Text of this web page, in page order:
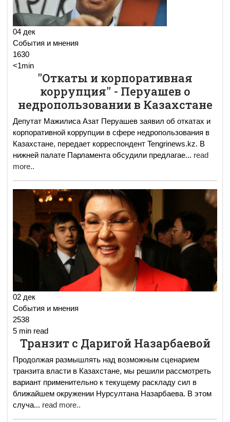
04 дек
События и мнения
1630
<1min
"Откаты и корпоративная
коррупция" - Перуашев о
недропользовании в Казахстане
Депутат Мажилиса Азат Перуашев заявил об откатах и
корпоративной коррупции в сфере недропользования в
Казахстане, передает корреспондент Tengrinews.kz. В
нижней палате Парламента обсудили предлагае... read
more..
02 дек
События и мнения
2538
5 min read
Транзит с Даригой Назарбаевой
Продолжая размышлять над возможным сценарием
транзита власти в Казахстане, мы решили рассмотреть
вариант применительно к текущему раскладу сил в
ближайшем окружении Нурсултана Назарбаева. В этом
случа... read more..